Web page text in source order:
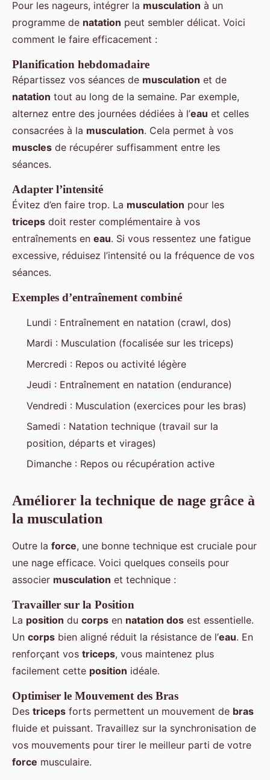
Pour les nageurs, intégrer la musculation à un
programme de natation peut sembler délicat. Voici
comment le faire efficacement :
Planification hebdomadaire
Répartissez vos séances de musculation et de
natation tout au long de la semaine. Par exemple,
alternez entre des journées dédiées à l’eau et celles
consacrées à la musculation. Cela permet à vos
muscles de récupérer suffisamment entre les
séances.
Adapter l’intensité
Évitez d’en faire trop. La musculation pour les
triceps doit rester complémentaire à vos
entraînements en eau. Si vous ressentez une fatigue
excessive, réduisez l’intensité ou la fréquence de vos
séances.
Exemples d’entraînement combiné
Lundi : Entraînement en natation (crawl, dos)
Mardi : Musculation (focalisée sur les triceps)
Mercredi : Repos ou activité légère
Jeudi : Entraînement en natation (endurance)
Vendredi : Musculation (exercices pour les bras)
Samedi : Natation technique (travail sur la
position, départs et virages)
Dimanche : Repos ou récupération active
Améliorer la technique de nage grâce à
la musculation
Outre la force, une bonne technique est cruciale pour
une nage efficace. Voici quelques conseils pour
associer musculation et technique :
Travailler sur la Position
La position du corps en natation dos est essentielle.
Un corps bien aligné réduit la résistance de l’eau. En
renforçant vos triceps, vous maintenez plus
facilement cette position idéale.
Optimiser le Mouvement des Bras
Des triceps forts permettent un mouvement de bras
fluide et puissant. Travaillez sur la synchronisation de
vos mouvements pour tirer le meilleur parti de votre
force musculaire.